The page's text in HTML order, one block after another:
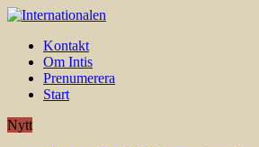
Kontakt
Om Intis
Prenumerera
Start
Nytt